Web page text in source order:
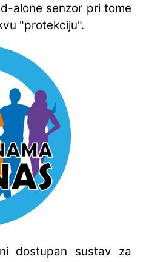
alone senzor pri tome
"protekciju".
dostupan sustav za